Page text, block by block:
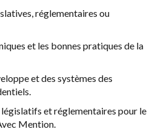
réglementaires ou
et les bonnes pratiques de la
et des systèmes des
et réglementaires pour le
Mention.